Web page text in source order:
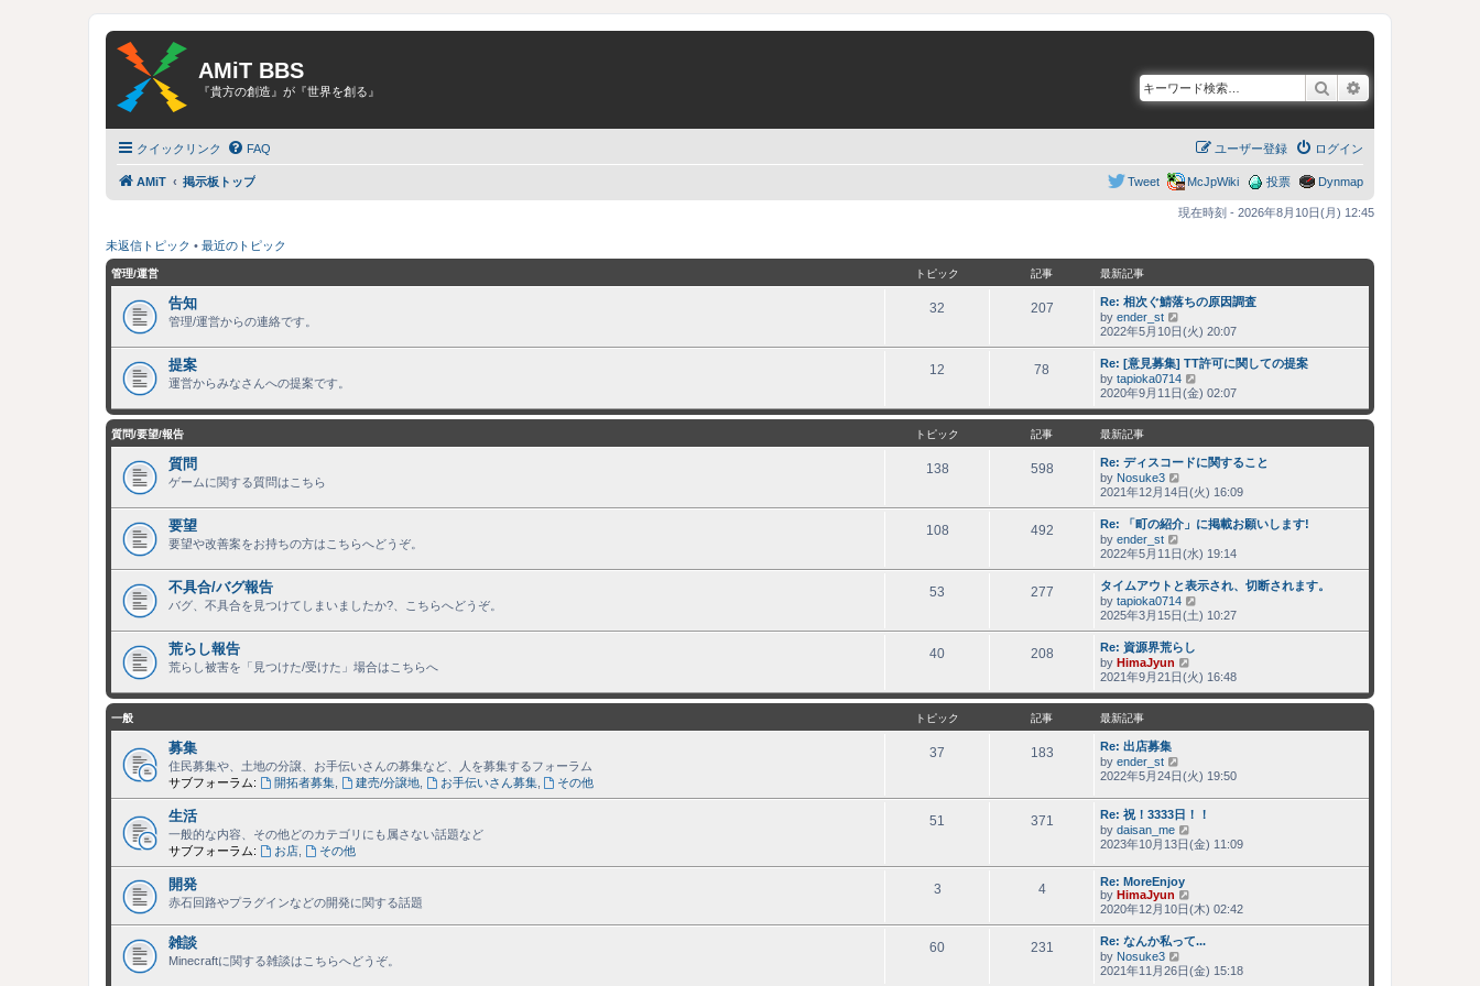
AMiT BBS
『貴方の創造』が『世界を創る』 検索
クイックリンク FAQ ログイン
ユーザー登録
AMiT 掲示板トップ Dynmap
投票
McJpWiki
Tweet
現在時刻 - 2026年8月10日(月) 12:45
未返信トピック • 最近のトピック
管理/運営 トピック 記事 最新記事
告知
管理/運営からの連絡です。
32 207
Re: 相次ぐ鯖落ちの原因調査
by ender_st
新
記
事
2022年5月10日(火) 20:07
提案
運営からみなさんへの提案です。
12 78
Re: [意見募集] TT許可に関しての提案
by tapioka0714
新
記
2020年9月11日(金) 02:07
質問/要望/報告 トピック 記事 最新記事
質問
ゲームに関する質問はこちら
138 598
Re: ディスコードに関すること
by Nosuke3
新
記
事
2021年12月14日(火) 16:09
要望
要望や改善案をお持ちの方はこちらへどうぞ。
108 492
Re: 「町の紹介」に掲載お願いします!
by ender_st
新
記
事
2022年5月11日(水) 19:14
不具合/バグ報告
バグ、不具合を見つけてしまいましたか?、こちらへどうぞ。
53 277
タイムアウトと表示され、切断されます。
by tapioka0714
新
記
2025年3月15日(土) 10:27
荒らし報告
荒らし被害を「見つけた/受けた」場合はこちらへ
40 208
Re: 資源界荒らし
by HimaJyun
新
記
2021年9月21日(火) 16:48
一般 トピック 記事 最新記事
募集
住民募集や、土地の分譲、お手伝いさんの募集など、人を募集するフォーラム
サブフォーラム:
開拓者募集, 建売/分譲地, お手伝いさん募集, その他
37 183
Re: 出店募集
by ender_st
新
事
2022年5月24日(火) 19:50
生活
一般的な内容、その他どのカテゴリにも属さない話題など
サブフォーラム:
お店, その他
51 371
Re: 祝！3333日！！
by daisan_me
新
2023年10月13日(金) 11:09
開発
赤石回路やプラグインなどの開発に関する話題
3 4
Re: MoreEnjoy
by HimaJyun
新
記
事
2020年12月10日(木) 02:42
雑談
Minecraftに関する雑談はこちらへどうぞ。
60 231
Re: なんか私って...
by Nosuke3
新
2021年11月26日(金) 15:18